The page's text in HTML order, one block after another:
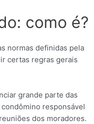
como é?
normas definidas pela
certas regras gerais
grande parte das
responsável
dos moradores.